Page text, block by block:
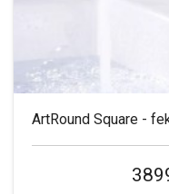
ArtRound Square -